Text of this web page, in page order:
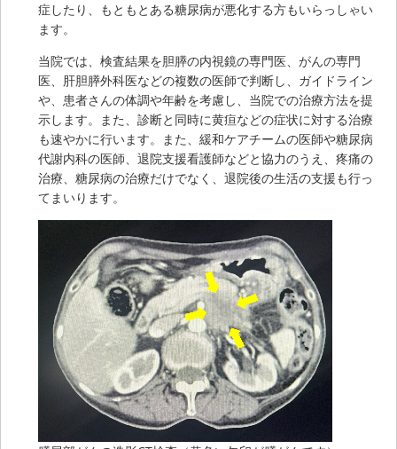
症したり、もともとある糖尿病が悪化する方もいらっしゃい
ます。
当院では、検査結果を胆膵の内視鏡の専門医、がんの専門
医、肝胆膵外科医などの複数の医師で判断し、ガイドライン
や、患者さんの体調や年齢を考慮し、当院での治療方法を提
示します。また、診断と同時に黄疸などの症状に対する治療
も速やかに行います。また、緩和ケアチームの医師や糖尿病
代謝内科の医師、退院支援看護師などと協力のうえ、疼痛の
治療、糖尿病の治療だけでなく、退院後の生活の支援も行っ
てまいります。